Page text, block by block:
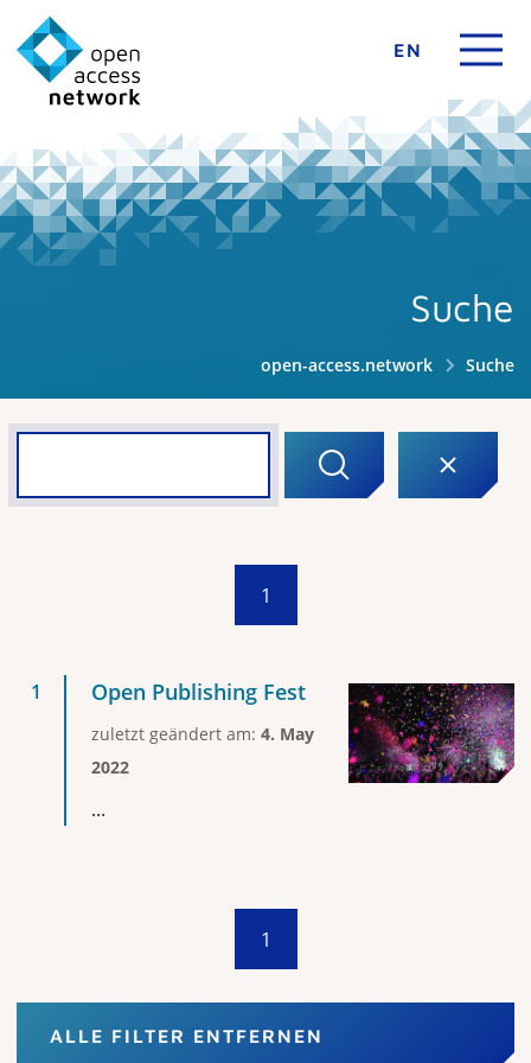
EN
Suche
open-access.network Suche
1
Open Publishing Fest
zuletzt geändert am: 4. May
2022
...
1
ALLE FILTER ENTFERNEN